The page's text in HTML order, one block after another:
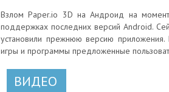
Взлом Paper.io 3D на Андроид на момент
поддержках последних версий Android.
установили прежнюю версию
игры и программы предложенные
ВИДЕО